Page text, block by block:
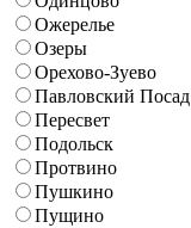
Ожерелье
Озеры
Орехово-Зуево
Павловский Посад
Пересвет
Подольск
Протвино
Пушкино
Пущино